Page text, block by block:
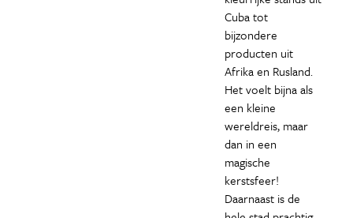
Cuba tot
bijzondere
producten uit
Afrika en Rusland.
Het voelt bijna als
een kleine
wereldreis, maar
dan in een
magische
kerstsfeer!
Daarnaast is de